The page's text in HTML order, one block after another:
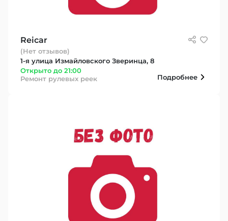
Reicar
(Нет отзывов)
1-я улица Измайловского Зверинца, 8
Открыто до 21:00
Ремонт рулевых реек
Подробнее